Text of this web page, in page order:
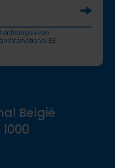
ontvangen van
International BE.
België